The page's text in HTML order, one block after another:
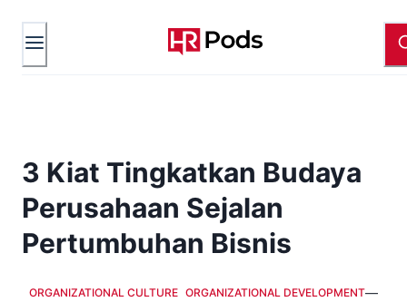
3 Kiat Tingkatkan Budaya
Perusahaan Sejalan
Pertumbuhan Bisnis
ORGANIZATIONAL CULTURE ORGANIZATIONAL DEVELOPMENT—